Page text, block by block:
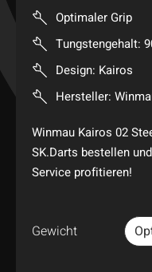
Optimaler Grip
Tungstengehalt:
Design: Kairos
Hersteller:
Winmau Kairos 02
SK.Darts bestellen
Service profitieren!
Gewicht